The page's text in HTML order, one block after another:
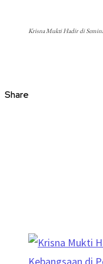
Krisna Mukti Hadir di
Share